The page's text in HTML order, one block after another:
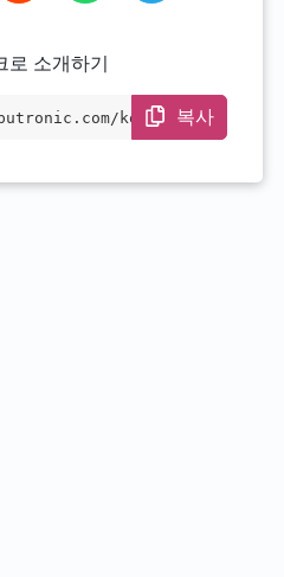
로 소개하기
ko/cpu/in
복사